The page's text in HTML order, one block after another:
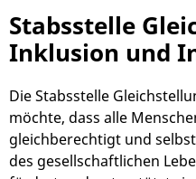
Stabsstelle
Inklusion und
Die Stabsstelle
möchte, dass alle
gleichberechtigt und
des gesellschaftlichen